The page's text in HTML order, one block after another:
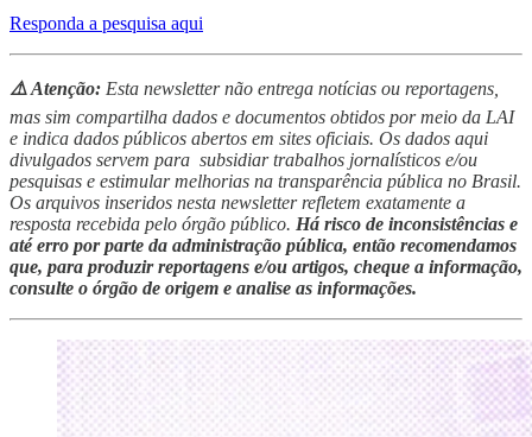
Responda a pesquisa aqui
⚠️ Atenção: Esta newsletter não entrega notícias ou reportagens,
mas sim compartilha dados e documentos obtidos por meio da LAI
e indica dados públicos abertos em sites oficiais. Os dados aqui
divulgados servem para subsidiar trabalhos jornalísticos e/ou
pesquisas e estimular melhorias na transparência pública no Brasil.
Os arquivos inseridos nesta newsletter refletem exatamente a
resposta recebida pelo órgão público. Há risco de inconsistências e
até erro por parte da administração pública, então recomendamos
que, para produzir reportagens e/ou artigos, cheque a informação,
consulte o órgão de origem e analise as informações.